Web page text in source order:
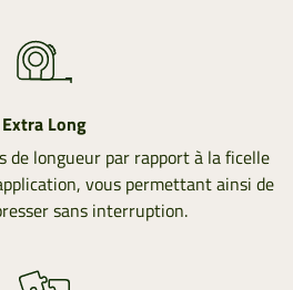
Extra Long
de longueur par rapport à la ficelle
vous permettant ainsi de
sans interruption.